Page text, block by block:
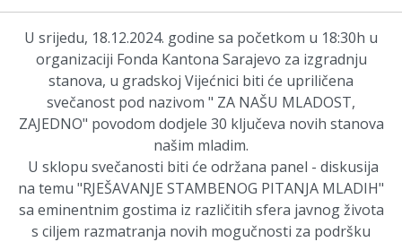
U srijedu, 18.12.2024. godine sa početkom u 18:30h u
organizaciji Fonda Kantona Sarajevo za izgradnju
stanova, u gradskoj Vijećnici biti će upriličena
svečanost pod nazivom " ZA NAŠU MLADOST,
ZAJEDNO" povodom dodjele 30 ključeva novih stanova
našim mladim.
U sklopu svečanosti biti će održana panel - diskusija
na temu "RJEŠAVANJE STAMBENOG PITANJA MLADIH"
sa eminentnim gostima iz različitih sfera javnog života
s ciljem razmatranja novih mogučnosti za podršku